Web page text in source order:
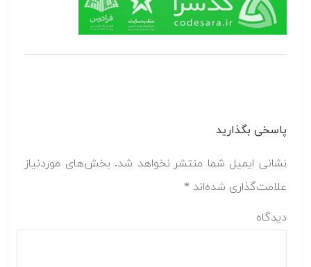
پاسخی بگذارید
نشانی ایمیل شما منتشر نخواهد شد. بخش‌های موردنیاز
علامت‌گذاری شده‌اند *
دیدگاه